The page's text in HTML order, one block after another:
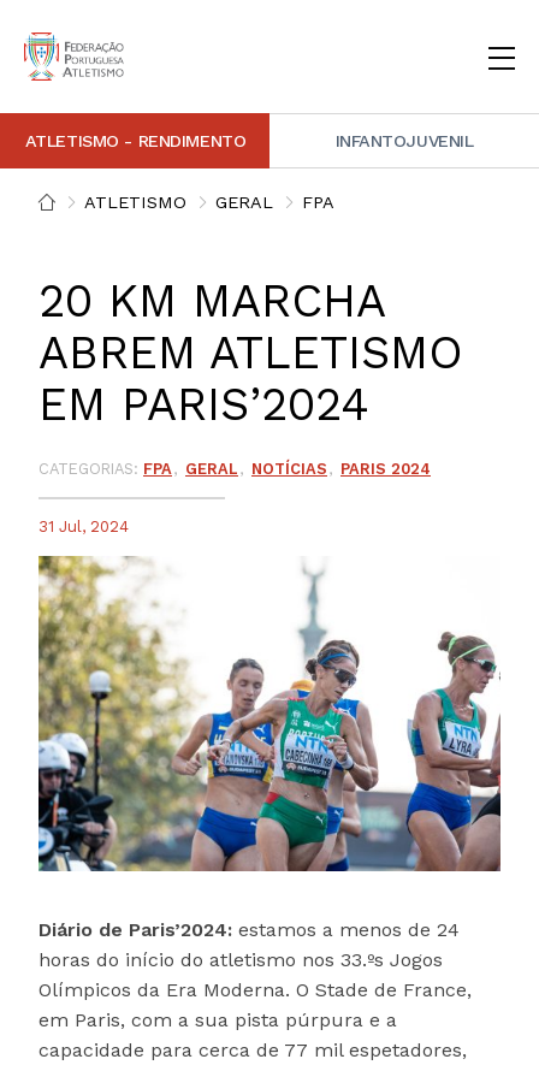
ATLETISMO - RENDIMENTO INFANTOJUVENIL
INSTITUCIONAL
DOCUMENTAÇÃO
ARBITRAGEM
DECISÕES DISCIPLINARES
CONTACTOS
FOTOGRAFIAS
VIDEOS
IMAGEM DE MARCA FPA
COMUNICADOS DE IMPRENSA
NEWSLETTER FPA
ATLETISMO GERAL FPA
20 KM MARCHA
ABREM ATLETISMO
EM PARIS’2024
CATEGORIAS: FPA GERAL NOTÍCIAS PARIS 2024
31 Jul, 2024
Diário de Paris’2024: estamos a menos de 24
horas do início do atletismo nos 33.ºs Jogos
Olímpicos da Era Moderna. O Stade de France,
em Paris, com a sua pista púrpura e a
capacidade para cerca de 77 mil espetadores,